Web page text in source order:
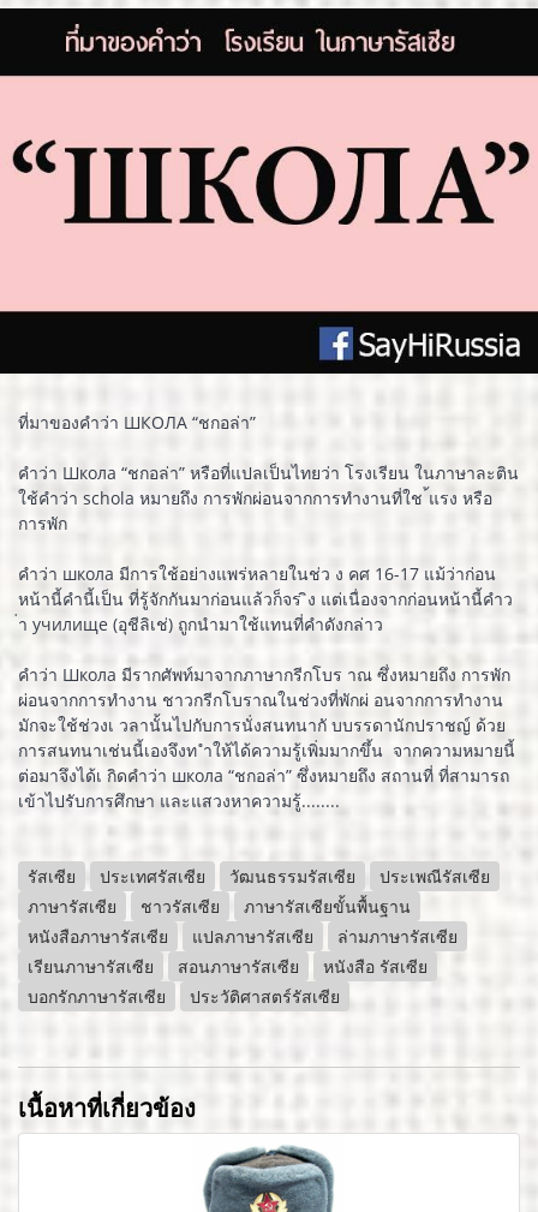
ที่มาของคำว่า ШКОЛА “ชกอล่า”
คำว่า Школа “ชกอล่า” หรือที่แปลเป็นไทยว่า โรงเรียน ในภาษาละติน
ใช้คำว่า schola หมายถึง การพักผ่อนจากการทำงานที่ใช ้แรง หรือ
การพัก
คำว่า школа มีการใช้อย่างแพร่หลายในช่ว ง คศ 16-17 แม้ว่าก่อน
หน้านี้คำนี้เป็น ที่รู้จักกันมาก่อนแล้วก็จร ิง แต่เนื่องจากก่อนหน้านี้คำว
่า училище (อุชีลิเช่) ถูกนำมาใช้แทนที่คำดังกล่าว
คำว่า Школа มีรากศัพท์มาจากภาษากรีกโบร าณ ซึ่งหมายถึง การพัก
ผ่อนจากการทำงาน ชาวกรีกโบราณในช่วงที่พักผ่ อนจากการทำงาน
มักจะใช้ช่วงเ วลานั้นไปกับการนั่งสนทนากั บบรรดานักปราชญ์ ด้วย
การสนทนาเช่นนี้เองจึงท ำให้ได้ความรู้เพิ่มมากขึ้น จากความหมายนี้
ต่อมาจึงได้เ กิดคำว่า школа “ชกอล่า” ซึ่งหมายถึง สถานที่ ที่สามารถ
เข้าไปรับการศึกษา และแสวงหาความรู้........
รัสเซีย ประเทศรัสเซีย วัฒนธรรมรัสเซีย
ประเพณีรัสเซีย
ภาษารัสเซีย
ชาวรัสเซีย
ภาษารัสเซียขั้นพื้นฐาน
หนังสือภาษารัสเซีย
แปลภาษารัสเซีย
ล่ามภาษารัสเซีย
เรียนภาษารัสเซีย
สอนภาษารัสเซีย
หนังสือ รัสเซีย
บอกรักภาษารัสเซีย
ประวัติศาสตร์รัสเซีย
เนื้อหาที่เกี่ยวข้อง